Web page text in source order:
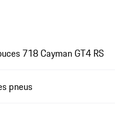
718 Cayman GT4 RS
pneus